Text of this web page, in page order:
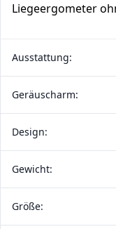
Liegeergometer
Ausstattung:
Geräuscharm:
Design:
Gewicht:
Größe: